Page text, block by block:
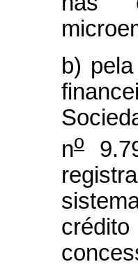
b)
no